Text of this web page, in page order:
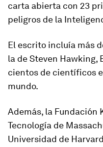
carta abierta con 23
peligros de la
El escrito incluía más
la de Steven Hawking,
cientos de científicos
mundo.
Además, la Fundación
Tecnología de
Universidad de